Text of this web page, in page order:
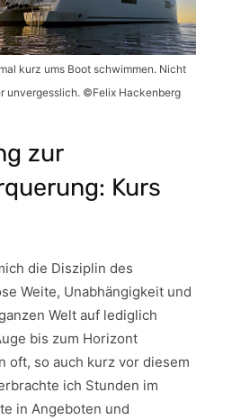
kurz ums Boot schwimmen. Nicht
unvergesslich. ©Felix Hackenberg
zur
Kurs
die Disziplin des
Weite, Unabhängigkeit und
Welt auf lediglich
bis zum Horizont
oft, so auch kurz vor diesem
ich Stunden im
in Angeboten und